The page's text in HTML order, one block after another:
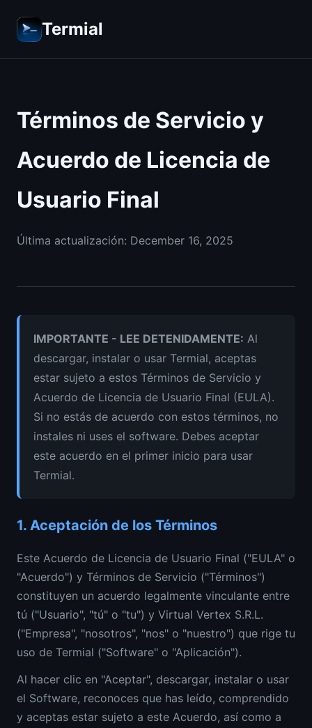
Termial
Términos de Servicio y
Acuerdo de Licencia de
Usuario Final
Última actualización: December 16, 2025
IMPORTANTE - LEE DETENIDAMENTE: Al
descargar, instalar o usar Termial, aceptas
estar sujeto a estos Términos de Servicio y
Acuerdo de Licencia de Usuario Final (EULA).
Si no estás de acuerdo con estos términos, no
instales ni uses el software. Debes aceptar
este acuerdo en el primer inicio para usar
Termial.
1. Aceptación de los Términos
Este Acuerdo de Licencia de Usuario Final ("EULA" o
"Acuerdo") y Términos de Servicio ("Términos")
constituyen un acuerdo legalmente vinculante entre
tú ("Usuario", "tú" o "tu") y Virtual Vertex S.R.L.
("Empresa", "nosotros", "nos" o "nuestro") que rige tu
uso de Termial ("Software" o "Aplicación").
Al hacer clic en "Aceptar", descargar, instalar o usar
el Software, reconoces que has leído, comprendido
y aceptas estar sujeto a este Acuerdo, así como a